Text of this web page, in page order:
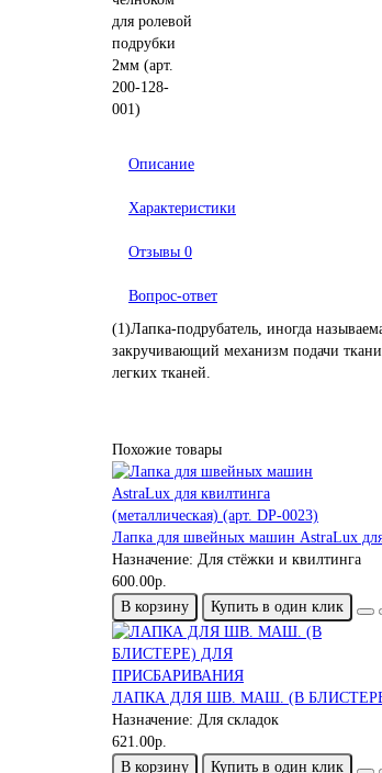
Описание
Характеристики
Отзывы 0
Вопрос-ответ
(1)Лапка-подрубатель, иногда
закручивающий механизм подачи
легких тканей.
Похожие товары
Лапка для швейных машин AstraLux для
Назначение: Для стёжки и квилтинга
600.00р.
В корзину
Купить в один клик
ЛАПКА ДЛЯ ШВ. МАШ. (В
Назначение: Для складок
621.00р.
В корзину
Купить в один клик